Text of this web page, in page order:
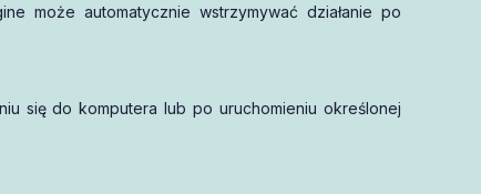
może automatycznie wstrzymywać działanie po
się do komputera lub po uruchomieniu określonej